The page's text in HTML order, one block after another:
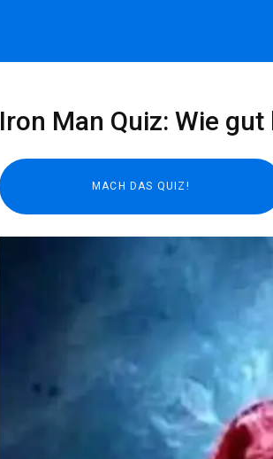
Iron Man Quiz: Wie